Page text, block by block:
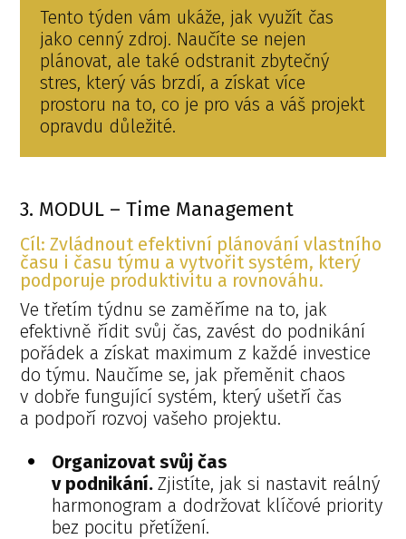
Tento týden vám ukáže, jak využít čas
jako cenný zdroj. Naučíte se nejen
plánovat, ale také odstranit zbytečný
stres, který vás brzdí, a získat více
prostoru na to, co je pro vás a váš projekt
opravdu důležité.
3. MODUL – Time Management
Cíl: Zvládnout efektivní plánování vlastního
času i času týmu a vytvořit systém, který
podporuje produktivitu a rovnováhu.
Ve třetím týdnu se zaměříme na to, jak
efektivně řídit svůj čas, zavést do podnikání
pořádek a získat maximum z každé investice
do týmu. Naučíme se, jak přeměnit chaos
v dobře fungující systém, který ušetří čas
a podpoří rozvoj vašeho projektu.
Organizovat svůj čas
v podnikání.Zjistíte, jak si nastavit reálný
harmonogram a dodržovat klíčové priority
bez pocitu přetížení.